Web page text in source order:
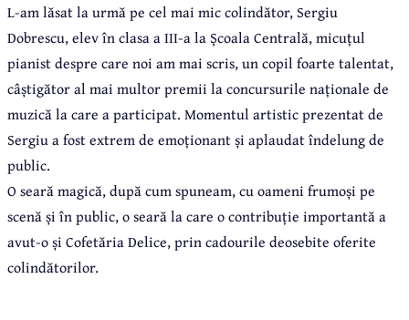
L-am lăsat la urmă pe cel mai mic colindător, Sergiu
Dobrescu, elev în clasa a III-a la Școala Centrală, micuțul
pianist despre care noi am mai scris, un copil foarte talentat,
câștigător al mai multor premii la concursurile naționale de
muzică la care a participat. Momentul artistic prezentat de
Sergiu a fost extrem de emoționant și aplaudat îndelung de
public.
O seară magică, după cum spuneam, cu oameni frumoși pe
scenă și în public, o seară la care o contribuție importantă a
avut-o și Cofetăria Delice, prin cadourile deosebite oferite
colindătorilor.